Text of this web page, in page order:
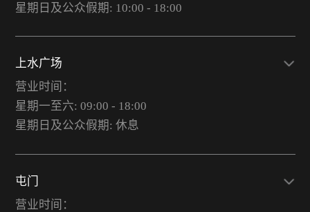
星期日及公众假期: 10:00 - 18:00
上水广场
营业时间：
星期一至六: 09:00 - 18:00
星期日及公众假期: 休息
屯门
营业时间：